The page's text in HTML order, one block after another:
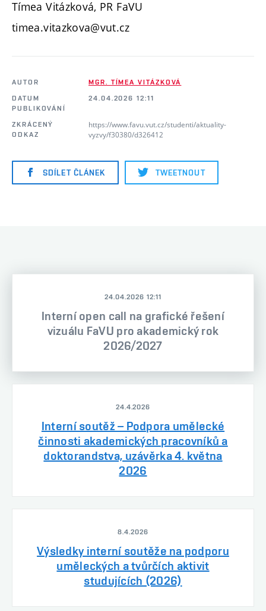
Tímea Vitázková, PR FaVU
timea.vitazkova@vut.cz
AUTOR
MGR. TÍMEA VITÁZKOVÁ
DATUM
PUBLIKOVÁNÍ
24.04.2026 12:11
ZKRÁCENÝ
ODKAZ
https://www.favu.vut.cz/studenti/aktuality-
vyzvy/f30380/d326412
SDÍLET ČLÁNEK TWEETNOUT
24.04.2026 12:11
Interní open call na grafické řešení
vizuálu FaVU pro akademický rok
2026/2027
24.4.2026
Interní soutěž – Podpora umělecké
činnosti akademických pracovníků a
doktorandstva, uzávěrka 4. května
2026
8.4.2026
Výsledky interní soutěže na podporu
uměleckých a tvůrčích aktivit
studujících (2026)